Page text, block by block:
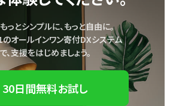
っとシンプルに、もっと自由に。
オールインワン寄付DXシステム
で、支援をはじめましょう。
30日間無料お試し